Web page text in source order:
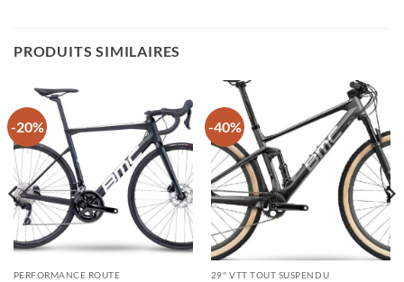
PRODUITS SIMILAIRES
-20%
PERFORMANCE ROUTE
-40%
29'' VTT TOUT SUSPENDU